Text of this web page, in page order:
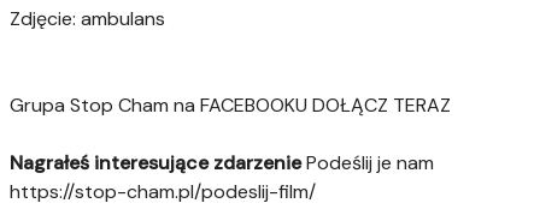
Zdjęcie: ambulans
Grupa Stop Cham na FACEBOOKU DOŁĄCZ TERAZ
Nagrałeś interesujące zdarzeniePodeślij je nam
https://stop-cham.pl/podeslij-film/